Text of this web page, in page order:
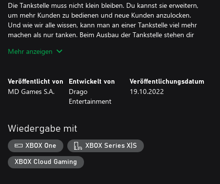
Die Tankstelle muss nicht klein bleiben. Du kannst sie erweitern,
um mehr Kunden zu bedienen und neue Kunden anzulocken.
Und wie wir alle wissen, kann man an einer Tankstelle viel mehr
machen als nur tanken. Beim Ausbau der Tankstelle stehen dir
Bereitstellung von Toiletten über einem einfachen Laden bis hin
ausgebaut werden. Es gibt hier so viel, was du machen kannst.
Die Tankstelle zu renovieren ist eine Sache, ihr eine persönliche
von Optionen an, um Anpassungen vorzunehmen. Hinzu kommt
eine Menge von Dekorationen, um der Tankstelle die notwendige
Einzigartigkeit zu geben.
Einige Dekorationen können gekauft werden, andere müssen
während des Spiels erworben werden. Es geht nicht nur darum,
die Tankstelle schön aussehen zu lassen. Je eindrucksvoller die
Mehr anzeigen
Veröffentlicht von
MD Games S.A.
Entwickelt von
Drago
Entertainment
Veröffentlichungsdatum
19.10.2022
Wiedergabe mit
XBOX One XBOX Series X|S
XBOX Cloud Gaming